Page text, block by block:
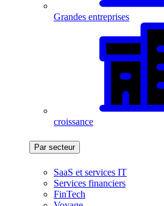
Grandes entreprises
croissance
Par secteur
SaaS et services IT
Services financiers
FinTech